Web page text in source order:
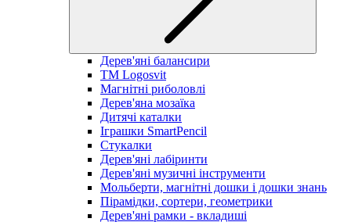
Дерев'яні балансири
TM Logosvit
Магнітні риболовлі
Дерев'яна мозаїка
Дитячі каталки
Іграшки SmartPencil
Стукалки
Дерев'яні лабіринти
Дерев'яні музичні інструменти
Мольберти, магнітні дошки і дошки знань
Пірамідки, сортери, геометрики
Дерев'яні рамки - вкладиші